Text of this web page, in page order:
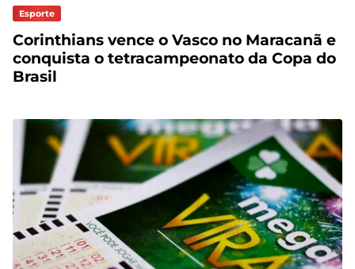
Esporte
Corinthians vence o Vasco no Maracanã e
conquista o tetracampeonato da Copa do
Brasil